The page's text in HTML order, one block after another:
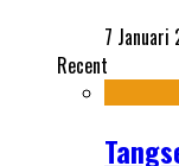
7 Januari
Recent